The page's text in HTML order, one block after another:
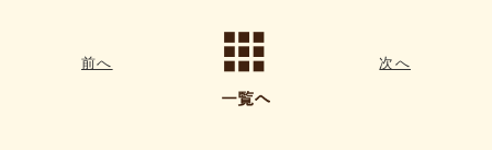
前へ 次へ